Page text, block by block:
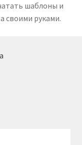
шаблоны и
своими руками.